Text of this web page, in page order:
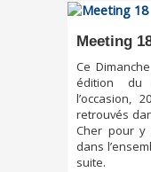
Meeting
Ce
édition du
l’occasion,
retrouvés
Cher pour y
dans
suite.